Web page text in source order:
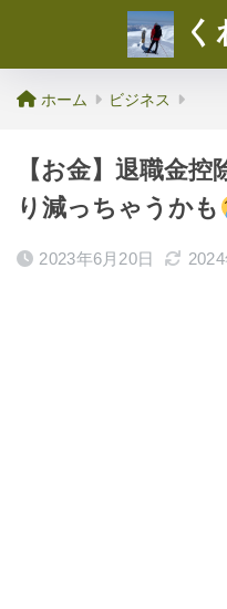
く
ホーム ビジネス
【お金】退職金
り減っちゃうかも
2023年6月20日